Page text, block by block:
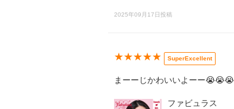
2025年09月17日投稿
★★★★★ SuperExcellent
まーーじかわいいよーー
ファビュラス